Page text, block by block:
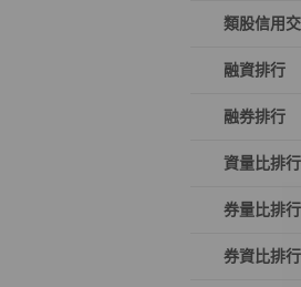
類股信用
融資排行
融券排行
資量比排行
券量比排行
券資比排行